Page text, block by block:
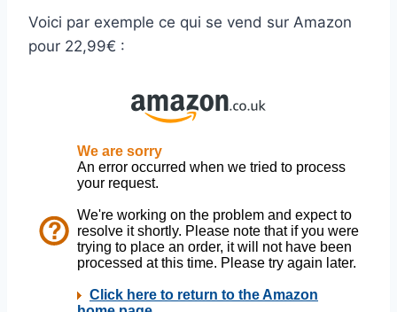
Voici par exemple ce qui se vend sur Amazon
pour 22,99€ :